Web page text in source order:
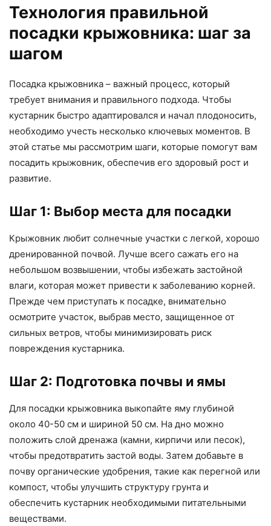
Технология правильной
посадки крыжовника: шаг за
шагом
Посадка крыжовника – важный процесс, который
требует внимания и правильного подхода. Чтобы
кустарник быстро адаптировался и начал плодоносить,
необходимо учесть несколько ключевых моментов. В
этой статье мы рассмотрим шаги, которые помогут вам
посадить крыжовник, обеспечив его здоровый рост и
развитие.
Шаг 1: Выбор места для посадки
Крыжовник любит солнечные участки с легкой, хорошо
дренированной почвой. Лучше всего сажать его на
небольшом возвышении, чтобы избежать застойной
влаги, которая может привести к заболеванию корней.
Прежде чем приступать к посадке, внимательно
осмотрите участок, выбрав место, защищенное от
сильных ветров, чтобы минимизировать риск
повреждения кустарника.
Шаг 2: Подготовка почвы и ямы
Для посадки крыжовника выкопайте яму глубиной
около 40-50 см и шириной 50 см. На дно можно
положить слой дренажа (камни, кирпичи или песок),
чтобы предотвратить застой воды. Затем добавьте в
почву органические удобрения, такие как перегной или
компост, чтобы улучшить структуру грунта и
обеспечить кустарник необходимыми питательными
веществами.